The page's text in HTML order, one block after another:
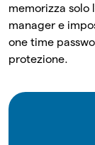
memorizza solo
manager e
one time
protezione.